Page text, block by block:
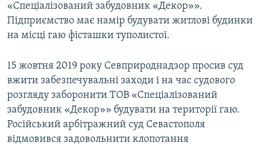
«Спеціалізований забудовник «Декор»».
Підприємство має намір будувати житлові будинки
на місці гаю фісташки туполистої.
15 жовтня 2019 року Севприроднадзор просив суд
вжити забезпечувальні заходи і на час судового
розгляду заборонити ТОВ «Спеціалізований
забудовник «Декор»» будувати на території гаю.
Російський арбітражний суд Севастополя
відмовився задовольнити клопотання